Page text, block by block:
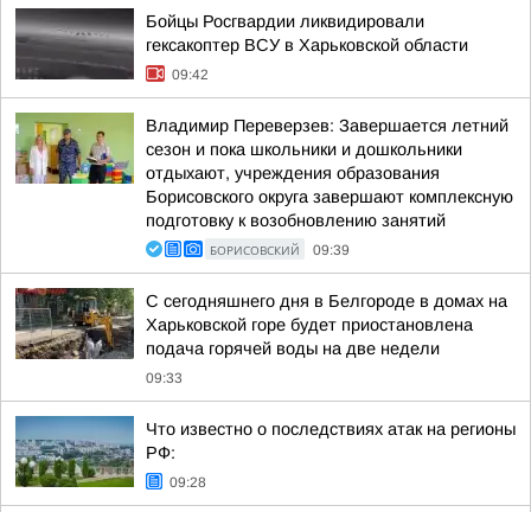
Бойцы Росгвардии ликвидировали
гексакоптер ВСУ в Харьковской области
09:42
Владимир Переверзев: Завершается летний
сезон и пока школьники и дошкольники
отдыхают, учреждения образования
Борисовского округа завершают комплексную
подготовку к возобновлению занятий
БОРИСОВСКИЙ 09:39
C сегодняшнего дня в Белгороде в домах на
Харьковской горе будет приостановлена
подача горячей воды на две недели
09:33
Что известно о последствиях атак на регионы
РФ:
09:28